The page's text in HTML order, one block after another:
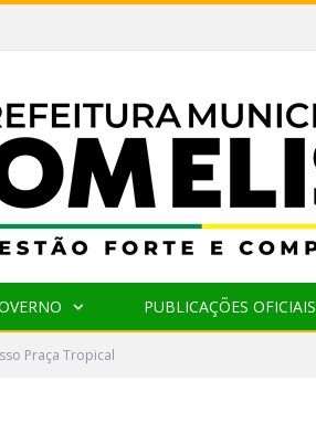
PUBLICAÇÕES OFICIAIS
Praça Tropical